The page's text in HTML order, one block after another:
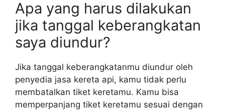
Apa yang harus dilakukan
jika tanggal keberangkatan
saya diundur?
Jika tanggal keberangkatanmu diundur oleh
penyedia jasa kereta api, kamu tidak perlu
membatalkan tiket keretamu. Kamu bisa
memperpanjang tiket keretamu sesuai dengan